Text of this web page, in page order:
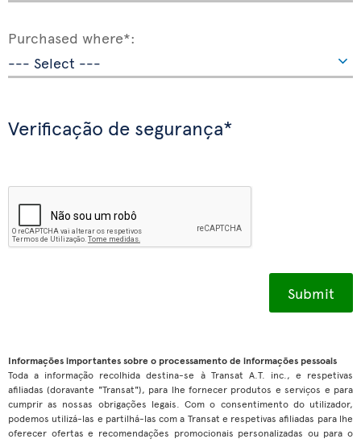
Purchased where*:
Verificação de segurança*
Informações importantes sobre o processamento de informações pessoais
Toda a informação recolhida destina-se à Transat A.T. inc., e respetivas
afiliadas (doravante "Transat"), para lhe fornecer produtos e serviços e para
cumprir as nossas obrigações legais. Com o consentimento do utilizador,
podemos utilizá-las e partilhá-las com a Transat e respetivas afiliadas para lhe
oferecer ofertas e recomendações promocionais personalizadas ou para o